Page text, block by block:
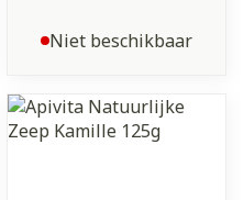
Niet beschikbaar